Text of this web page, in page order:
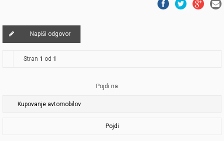
Napiši odgovor
Stran 1 od 1
Pojdi na
Pojdi